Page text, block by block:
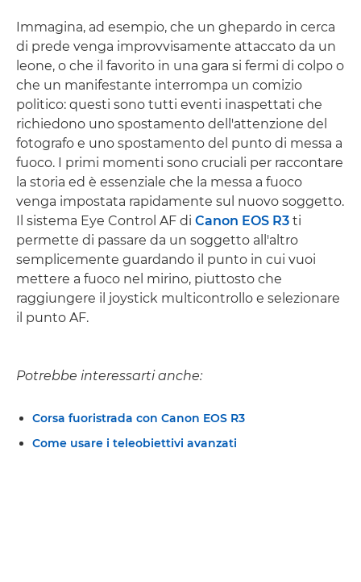
Immagina, ad esempio, che un ghepardo in cerca
di prede venga improvvisamente attaccato da un
leone, o che il favorito in una gara si fermi di colpo o
che un manifestante interrompa un comizio
politico: questi sono tutti eventi inaspettati che
richiedono uno spostamento dell'attenzione del
fotografo e uno spostamento del punto di messa a
fuoco. I primi momenti sono cruciali per raccontare
la storia ed è essenziale che la messa a fuoco
venga impostata rapidamente sul nuovo soggetto.
Il sistema Eye Control AF di Canon EOS R3 ti
permette di passare da un soggetto all'altro
semplicemente guardando il punto in cui vuoi
mettere a fuoco nel mirino, piuttosto che
raggiungere il joystick multicontrollo e selezionare
il punto AF.
Potrebbe interessarti anche:
Corsa fuoristrada con Canon EOS R3
Come usare i teleobiettivi avanzati